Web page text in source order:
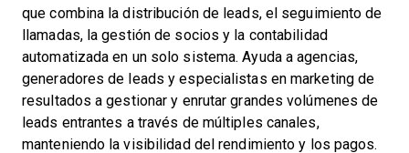
que combina la distribución de leads, el seguimiento de
llamadas, la gestión de socios y la contabilidad
automatizada en un solo sistema. Ayuda a agencias,
generadores de leads y especialistas en marketing de
resultados a gestionar y enrutar grandes volúmenes de
leads entrantes a través de múltiples canales,
manteniendo la visibilidad del rendimiento y los pagos.